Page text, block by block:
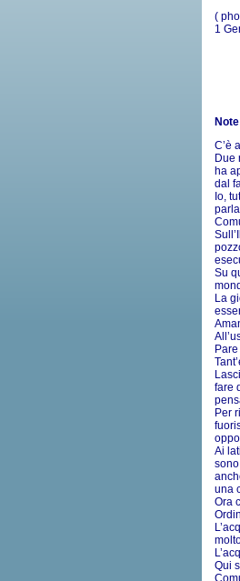
(
1
C’è
Due
ha
dal
Io,
Su
La
fare
Per
Ai
una
Ora
Qui